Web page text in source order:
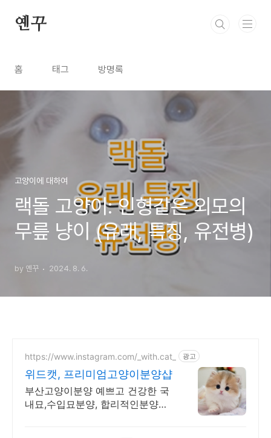
옌꾸
홈 태그 방명록
고양이에 대하여
랙돌 고양이: 인형같은 외모의
무릎 냥이 (유래, 특징, 유전병)
by 옌꾸 2024. 8. 6.
https://www.instagram.com/_with.cat_ 광고
위드캣, 프리미엄고양이분양샵
부산고양이분양 예쁘고 건강한 국
내묘,수입묘분양, 합리적인분양가,